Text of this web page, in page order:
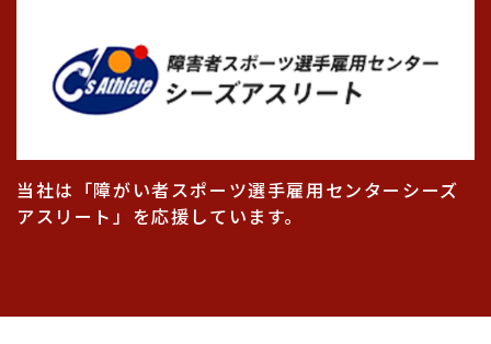
当社は「障がい者スポーツ選手雇用センターシーズ
アスリート」を応援しています。